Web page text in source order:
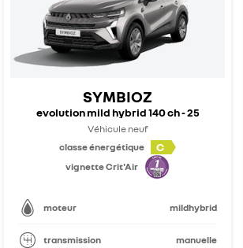
SYMBIOZ
evolution mild hybrid 140 ch - 25
Véhicule neuf
classe énergétique
C
vignette Crit'Air
moteur mildhybrid
transmission manuelle